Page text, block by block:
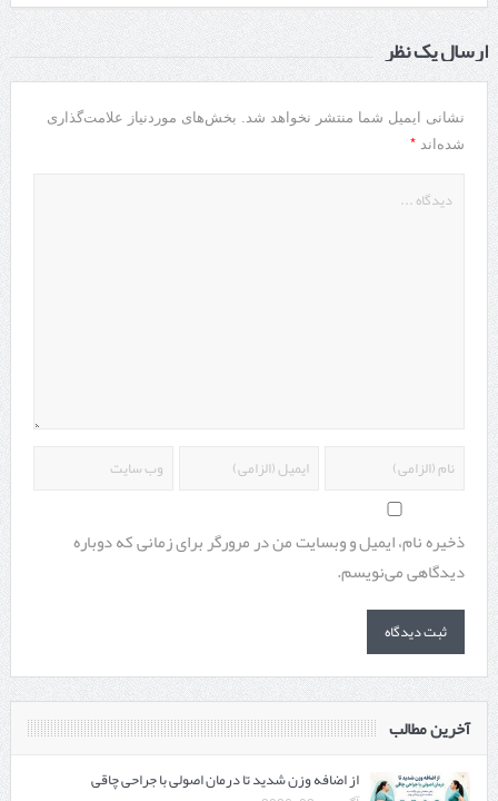
ارسال یک نظر
نشانی ایمیل شما منتشر نخواهد شد.
بخش‌های موردنیاز علامت‌گذاری
شده‌اند *
ذخیره نام، ایمیل و وبسایت من در مرورگر برای زمانی که دوباره
دیدگاهی می‌نویسم.
آخرین مطالب
از اضافه وزن شدید تا درمان اصولی با جراحی چاقی